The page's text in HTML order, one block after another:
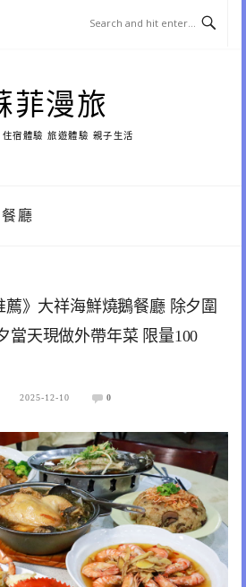
菲漫旅
宿體驗 旅遊體驗 親子生活
廳
薦》大祥海鮮燒鵝餐廳 除夕圍
當天現做外帶年菜 限量100
2025-12-10 0